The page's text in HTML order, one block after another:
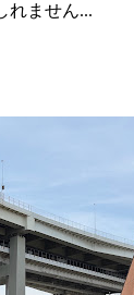
れません...